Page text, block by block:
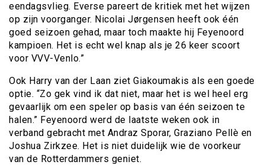
eendagsvlieg. Everse pareert de kritiek met het wijzen
op zijn voorganger. Nicolai Jørgensen heeft ook één
goed seizoen gehad, maar toch maakte hij Feyenoord
kampioen. Het is echt wel knap als je 26 keer scoort
voor VVV-Venlo.”
Ook Harry van der Laan ziet Giakoumakis als een goede
optie. “Zo gek vind ik dat niet, maar het is wel heel erg
gevaarlijk om een speler op basis van één seizoen te
halen.” Feyenoord werd de laatste weken ook in
verband gebracht met Andraz Sporar, Graziano Pellè en
Joshua Zirkzee. Het is niet duidelijk wie de voorkeur
van de Rotterdammers geniet.